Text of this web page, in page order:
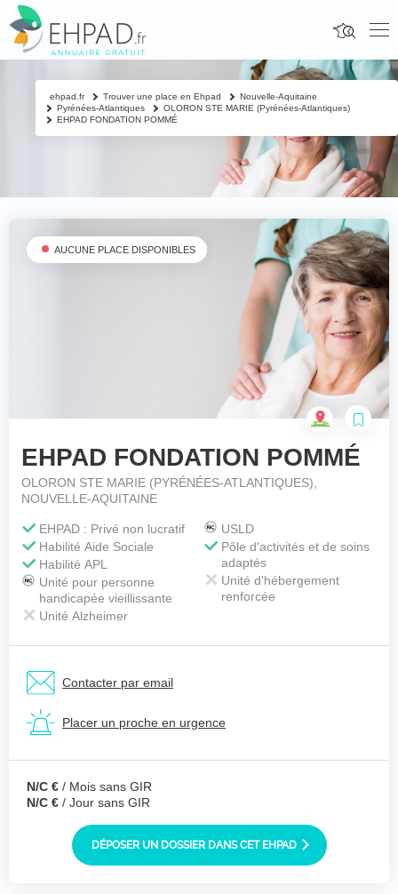
Fermer
Contacter un proche
Nom & prénom du résident à contacter *
Votre téléphone*
Votre message
Joindre des fichiers (lettre manuscrite,
dessin, photo ..)
Déposer les
Sélectionnez
AUCUNE PLACE DISPONIBLES
EHPAD FONDATION POMMÉ
OLORON STE MARIE (PYRÉNÉES-ATLANTIQUES),
NOUVELLE-AQUITAINE
EHPAD : Privé non lucratif
Habilité Aide Sociale
Habilité APL
Unité pour personne
handicapée vieillissante
Unité Alzheimer
USLD
Pôle d'activités et de soins
adaptés
Unité d'hébergement
renforcée
Contacter par email
Placer un proche en urgence
N/C € / Mois sans GIR
N/C € / Jour sans GIR
DÉPOSER UN DOSSIER DANS CET EHPAD
ehpad.fr Trouver une place en Ehpad
Nouvelle-Aquitaine
Pyrénées-Atlantiques
OLORON STE MARIE (Pyrénées-Atlantiques)
EHPAD FONDATION POMMÉ